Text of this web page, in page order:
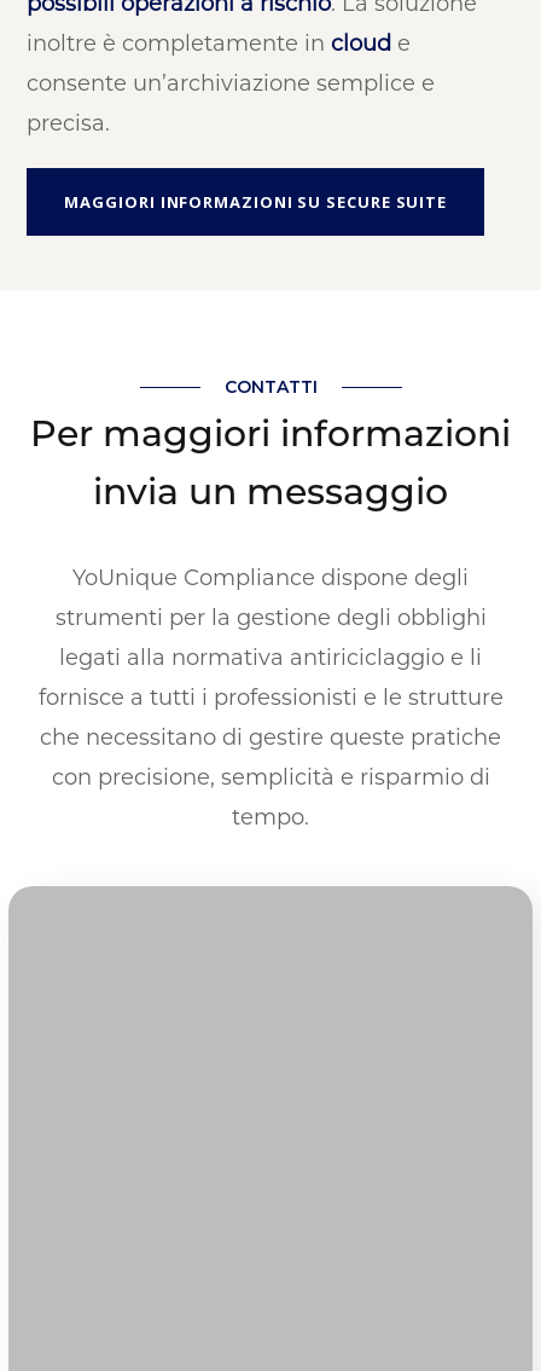
inoltre è completamente incloud e
consente un’archiviazione semplice e
precisa.
MAGGIORI INFORMAZIONI SU SECURE SUITE
CONTATTI
Per maggiori informazioni
invia un messaggio
YoUnique Compliance dispone degli
strumenti per la gestione degli obblighi
legati alla normativa antiriciclaggio e li
fornisce a tutti i professionisti e le strutture
che necessitano di gestire queste pratiche
con precisione, semplicità e risparmio di
tempo.